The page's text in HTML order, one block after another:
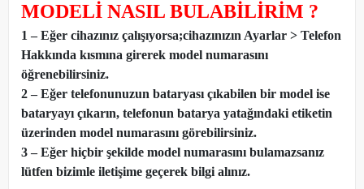
MODELİ NASIL BULABİLİRİM ?
1 – Eğer cihazınız çalışıyorsa;cihazınızın Ayarlar > Telefon
Hakkında kısmına girerek model numarasını
öğrenebilirsiniz.
2 – Eğer telefonunuzun bataryası çıkabilen bir model ise
bataryayı çıkarın, telefonun batarya yatağındaki etiketin
üzerinden model numarasını görebilirsiniz.
3 – Eğer hiçbir şekilde model numarasını bulamazsanız
lütfen bizimle iletişime geçerek bilgi alınız.